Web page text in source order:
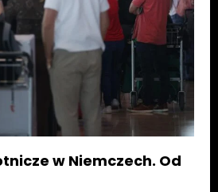
w Niemczech. Od